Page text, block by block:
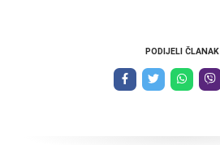
PODIJELI ČLANAK